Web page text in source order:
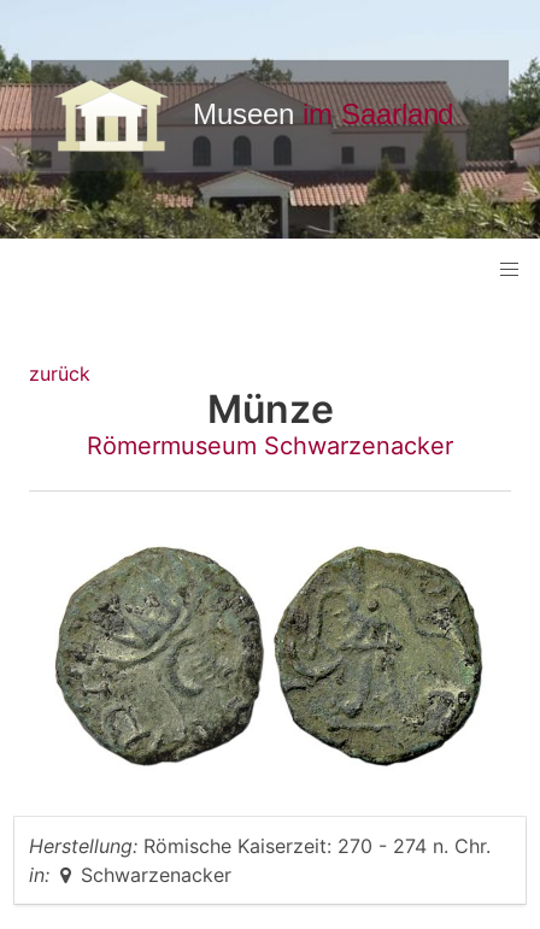
zurück
Münze
Römermuseum Schwarzenacker
Herstellung: Römische Kaiserzeit: 270 - 274 n. Chr.
in:
Schwarzenacker